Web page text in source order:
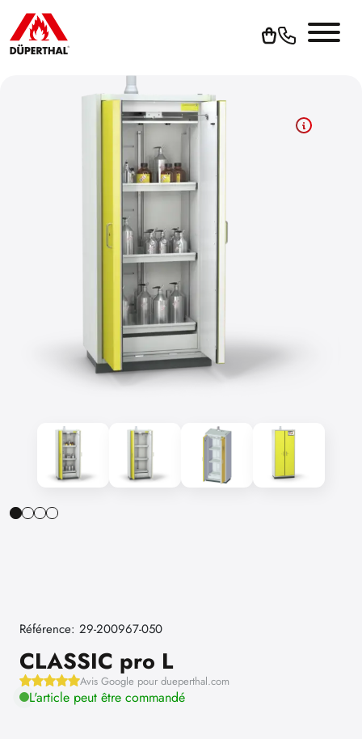
Référence: 29-200967-050
CLASSIC pro L
Avis Google pour dueperthal.com
L'article peut être commandé